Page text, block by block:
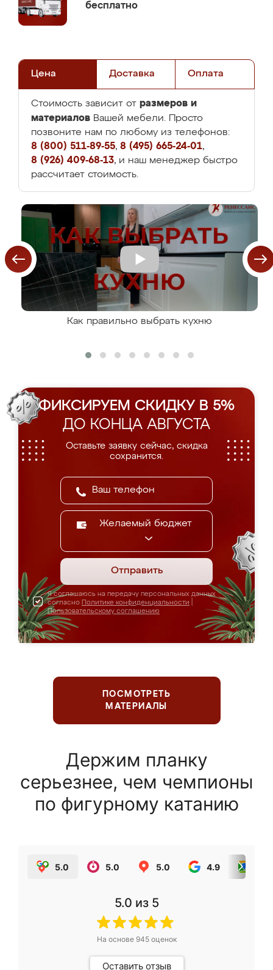
бесплатно
Цена Доставка Оплата
Стоимость зависит от размеров и
материалов Вашей мебели. Просто
позвоните нам по любому из телефонов:
8 (800) 511-89-55, 8 (495) 665-24-01,
8 (926) 409-68-13, и наш менеджер быстро
рассчитает стоимость.
Как правильно выбрать кухню
ФИКСИРУЕМ СКИДКУ В 5%
ДО КОНЦА АВГУСТА
Оставьте заявку сейчас, скидка
сохранится.
Желаемый бюджет
Отправить
Я соглашаюсь на передачу персональных данных
согласно Политике конфиденциальности
Пользовательскому соглашению
ПОСМОТРЕТЬ
МАТЕРИАЛЫ
Держим планку
серьезнее, чем чемпионы
по фигурному катанию
5.0 5.0 5.0 4.9
5.0 из 5
На основе 945оценок
Оставить отзыв